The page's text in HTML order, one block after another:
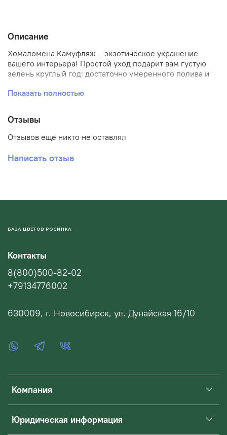
Описание
Хомаломена Камуфляж – экзотическое украшение
вашего интерьера! Простой уход подарит вам густую
зелень круглый год: достаточно умеренного полива и
атмосферу уюта и свежести, наполнив дом природной
лишних хлопот!
Диаметр горшка 11 см высота 30 см
Показать полностью
Отзывы
Отзывов еще никто не оставлял
Написать отзыв
БАЗА ЦВЕТОВ РОСИНКА
Компания
Юридическая информация
Контакты
8(800)500-82-02
+79134776002
630009, г. Новосибирск, ул. Дунайская 16/10